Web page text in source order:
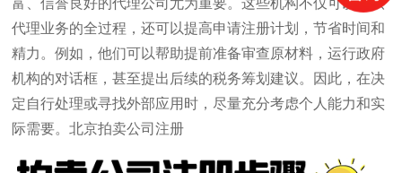
富、信誉良好的代理公司尤为重要。这些机构不仅可以提供
代理业务的全过程，还可以提高申请注册计划，节省时间和
精力。例如，他们可以帮助提前准备审查原材料，运行政府
机构的对话框，甚至提出后续的税务筹划建议。因此，在决
定自行处理或寻找外部应用时，尽量充分考虑个人能力和实
际需要。北京拍卖公司注册